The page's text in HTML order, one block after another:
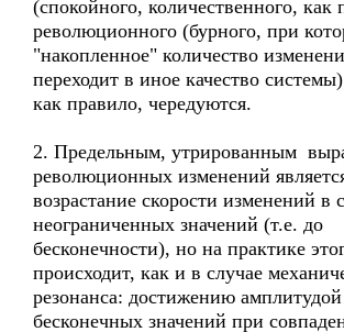
(спокойного, количественного, как
революционного (бурного, при
"накопленное" количество
переходит в иное качество
как правило, чередуются.
2. Предельным, утрированным
революционных изменений
возрастание скорости изменений в
неограниченных значений (т.е. до
бесконечности), но на практике
происходит, как и в случае
резонанса: достижению амплитудой
бесконечных значений при